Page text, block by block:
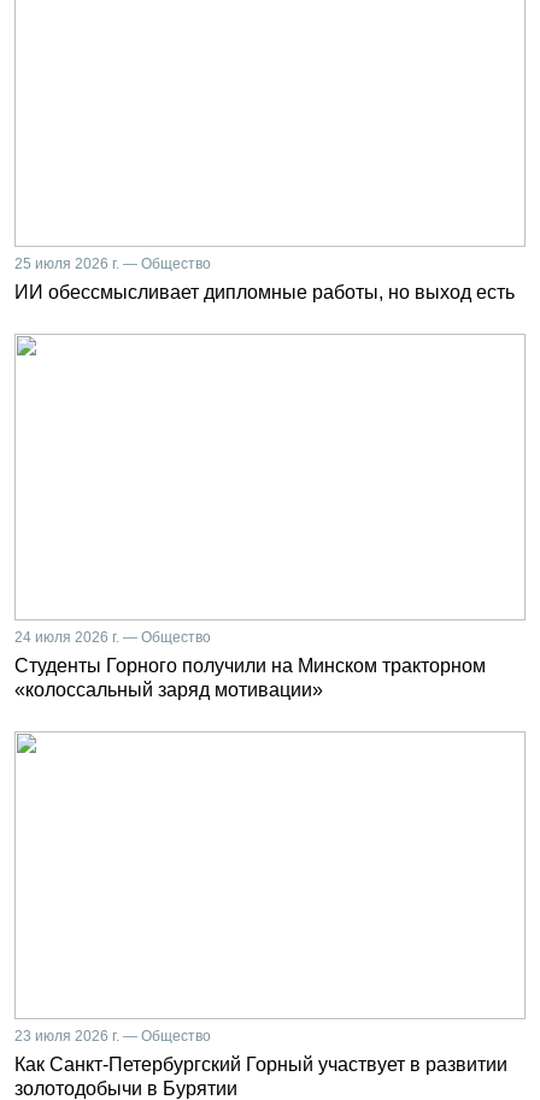
25 июля 2026 г. — Общество
ИИ обессмысливает дипломные работы, но выход есть
24 июля 2026 г. — Общество
Студенты Горного получили на Минском тракторном
«колоссальный заряд мотивации»
23 июля 2026 г. — Общество
Как Санкт-Петербургский Горный участвует в развитии
золотодобычи в Бурятии